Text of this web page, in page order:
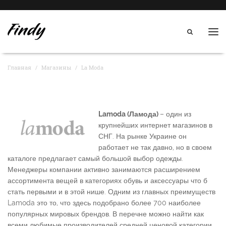
Главная Магазины La Moda
Lamoda (Ламода) – один из
крупнейших интернет магазинов в
СНГ. На рынке Украине он
работает не так давно, но в своем
каталоге предлагает самый большой выбор одежды.
Менеджеры компании активно занимаются расширением
ассортимента вещей в категориях обувь и аксессуары что б
стать первыми и в этой нише. Одним из главных преимуществ
Lamoda это то, что здесь подобрано более 700 наиболее
популярных мировых брендов. В перечне можно найти как